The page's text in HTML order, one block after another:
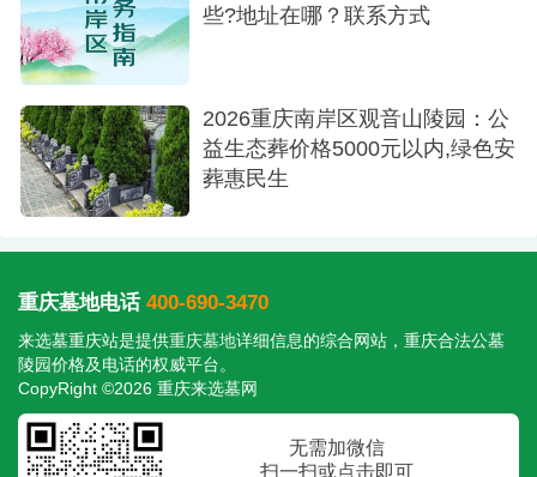
些?地址在哪？联系方式
2026重庆南岸区观音山陵园：公
益生态葬价格5000元以内,绿色安
葬惠民生
重庆墓地电话 400-690-3470
来选墓重庆站是提供重庆墓地详细信息的综合网站，重庆合法公墓
陵园价格及电话的权威平台。
CopyRight ©2026 重庆来选墓网
无需加微信
扫一扫或点击即可